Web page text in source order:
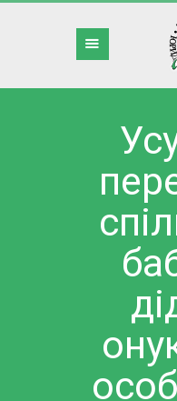
–
–
– КРЕДИТИ
–
–
– БЛОГ
–